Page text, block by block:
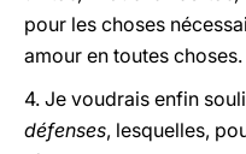
pour les choses
amour en toutes choses.
4. Je voudrais enfin
défenses, lesquelles,